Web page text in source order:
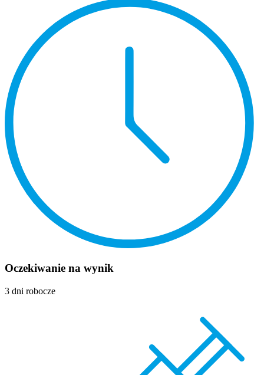
Oczekiwanie na wynik
3 dni robocze